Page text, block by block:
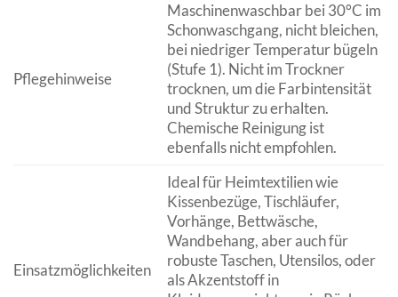
Pflegehinweise
Maschinenwaschbar bei 30°C im
Schonwaschgang, nicht bleichen,
bei niedriger Temperatur bügeln
(Stufe 1). Nicht im Trockner
trocknen, um die Farbintensität
und Struktur zu erhalten.
Chemische Reinigung ist
ebenfalls nicht empfohlen.
Einsatzmöglichkeiten
Ideal für Heimtextilien wie
Kissenbezüge, Tischläufer,
Vorhänge, Bettwäsche,
Wandbehang, aber auch für
robuste Taschen, Utensilos, oder
als Akzentstoff in